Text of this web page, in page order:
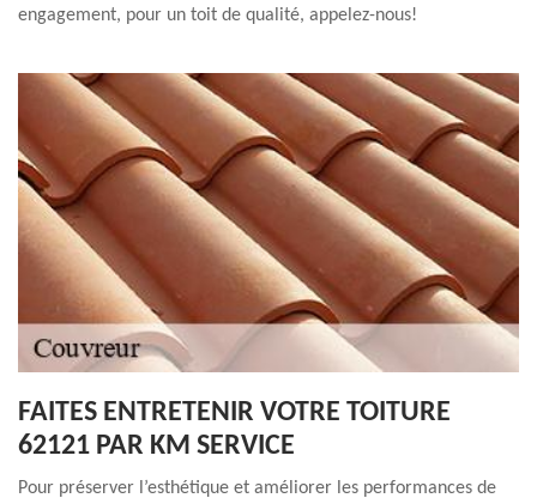
engagement, pour un toit de qualité, appelez-nous!
FAITES ENTRETENIR VOTRE TOITURE
62121 PAR KM SERVICE
Pour préserver l’esthétique et améliorer les performances de